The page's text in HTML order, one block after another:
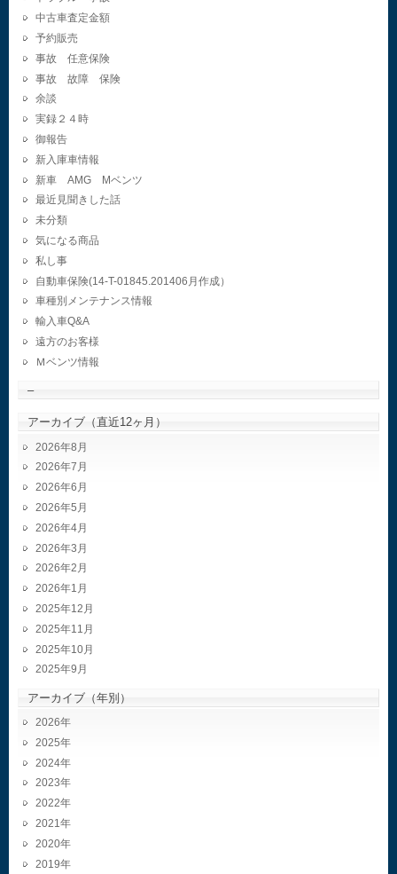
中古車査定金額
予約販売
事故 任意保険
事故 故障 保険
余談
実録２４時
御報告
新入庫車情報
新車 AMG Mベンツ
最近見聞きした話
未分類
気になる商品
私し事
自動車保険(14-T-01845.201406月作成）
車種別メンテナンス情報
輸入車Q&A
遠方のお客様
Ｍベンツ情報
–
アーカイブ（直近12ヶ月）
2026年8月
2026年7月
2026年6月
2026年5月
2026年4月
2026年3月
2026年2月
2026年1月
2025年12月
2025年11月
2025年10月
2025年9月
アーカイブ（年別）
2026
2025
2024
2023
2022
2021
2020
2019